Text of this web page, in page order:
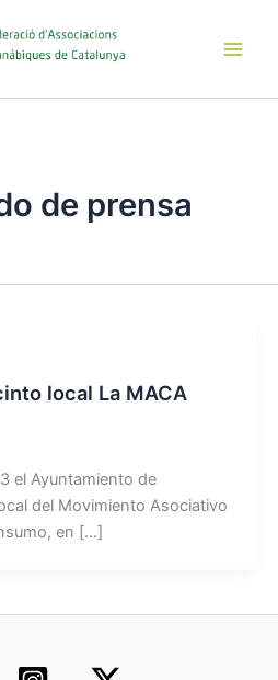
de prensa
local La MACA
el Ayuntamiento de
del Movimiento Asociativo
en […]